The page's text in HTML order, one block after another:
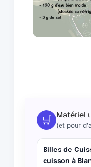
🛒 Matériel
(et pour
Billes de
cuisson à